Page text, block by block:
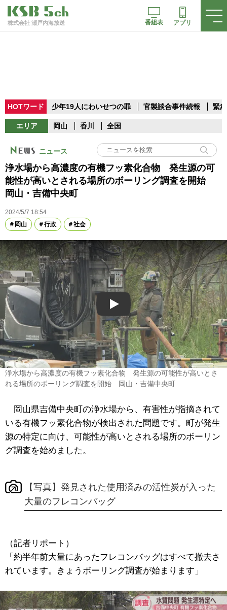
株式会社 瀬戸内海放送 番組表 アプリ
HOTワード 少年19人にわいせつの罪 官製談合事件続報 緊
エリア 岡山 香川 全国
ニュース
浄水場から高濃度の有機フッ素化合物 発生源の可
能性が高いとされる場所のボーリング調査を開始
岡山・吉備中央町
2024/5/7 18:54
岡山
行政 社会
Play
浄水場から高濃度の有機フッ素化合物 発生源の可能性が高いとさ
れる場所のボーリング調査を開始 岡山・吉備中央町
岡山県吉備中央町の浄水場から、有害性が指摘されて
いる有機フッ素化合物が検出された問題です。町が発生
源の特定に向け、可能性が高いとされる場所のボーリン
グ調査を始めました。
【写真】発見された使用済みの活性炭が入った
大量のフレコンバッグ
（記者リポート）
「約半年前大量にあったフレコンバッグはすべて撤去さ
れています。きょうボーリング調査が始まります」